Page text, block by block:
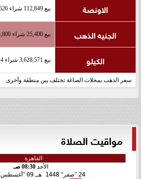
الاونصة بيع 112,849 شراء 114,626
الجنيه الذهب بيع 25,400 شراء 25,800
الكيلو بيع 3,628,571 شراء 3,685,714
سعر الذهب بمحلات الصاغة تختلف بين منطقة وأخرى
مواقيت الصلاة
الأحد08:30 صـ
24 صفر 1448 هـ 09 أغسطس